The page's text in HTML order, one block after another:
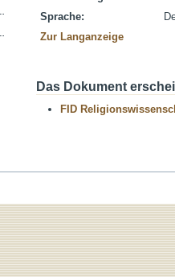
Sprache:
Zur Langanzeige
Das Dokument
FID